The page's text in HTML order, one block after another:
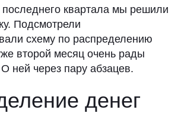
квартала мы решили
Подсмотрели
схему по распределению
второй месяц очень рады
ней через пару абзацев.
денег